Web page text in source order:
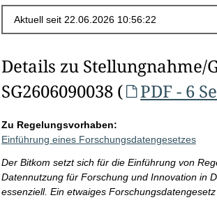
Details zu Stellungnahme/
SG2606090038 (
PDF - 6
Zu Regelungsvorhaben:
Einführung eines Forschungsdatengesetzes
Der Bitkom setzt sich für die Einführung von
Datennutzung für Forschung und Innovation in
essenziell. Ein etwaiges